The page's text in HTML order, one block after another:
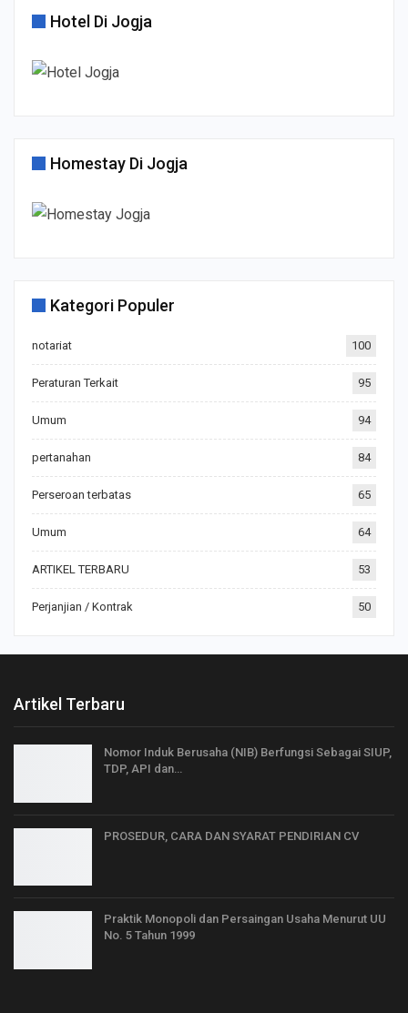
Hotel Di Jogja
Homestay Di Jogja
Kategori Populer
notariat 100
Peraturan Terkait 95
Umum 94
pertanahan 84
Perseroan terbatas 65
Umum 64
ARTIKEL TERBARU 53
Perjanjian / Kontrak 50
Artikel Terbaru
Nomor Induk Berusaha (NIB) Berfungsi Sebagai SIUP,
TDP, API dan…
PROSEDUR, CARA DAN SYARAT PENDIRIAN CV
Praktik Monopoli dan Persaingan Usaha Menurut UU
No. 5 Tahun 1999